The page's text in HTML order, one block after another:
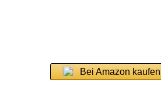
Bei Amazon kaufen